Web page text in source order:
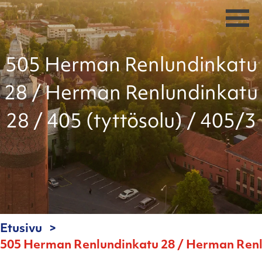
505 Herman Renlundinkatu
28 / Herman Renlundinkatu
28 / 405 (tyttösolu) / 405/3
Etusivu
505 Herman Renlundinkatu 28 / Herman